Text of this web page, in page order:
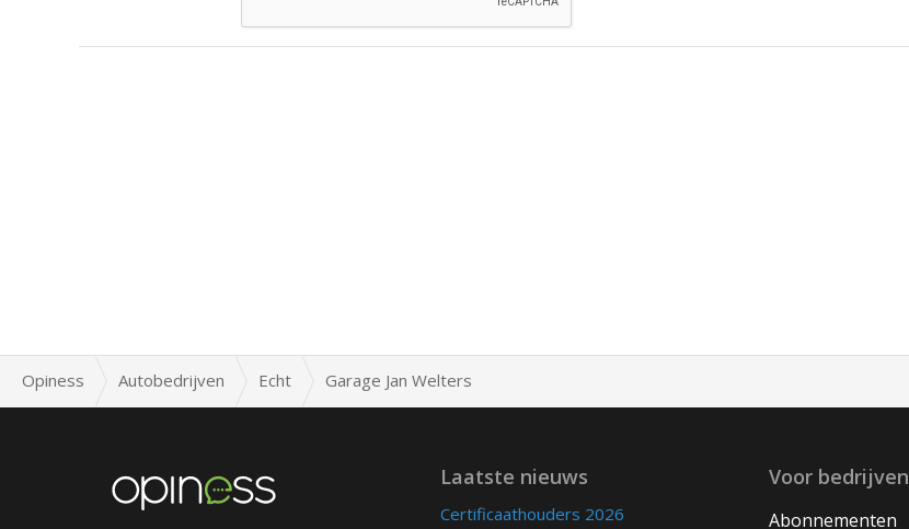
Opiness Autobedrijven Echt Garage Jan Welters
Laatste nieuws
Certificaathouders 2026
Voor bedrijven
Abonnementen